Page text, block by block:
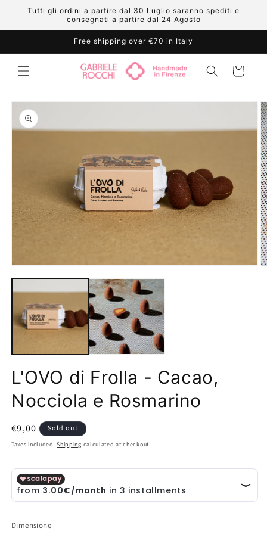
Skip to
content
Tutti gli ordini a partire dal 30 Luglio saranno spediti e
consegnati a partire dal 24 Agosto
Free shipping over €70 in Italy
Cart
Skip to
product
information
media
modal
L'OVO di Frolla - Cacao,
Nocciola e Rosmarino
Regular
price
€9,00 Sold out
Taxes included.Shipping calculated at checkout.
Dimensione